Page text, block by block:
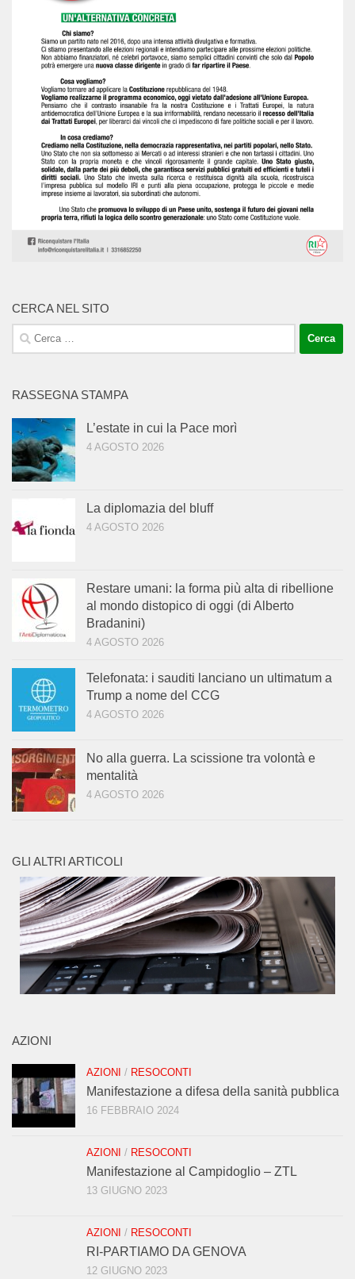
CERCA NEL SITO
Ricerca
per:
RASSEGNA STAMPA
L’estate in cui la Pace morì
4 AGOSTO 2026
La diplomazia del bluff
4 AGOSTO 2026
Restare umani: la forma più alta di ribellione
al mondo distopico di oggi (di Alberto
Bradanini)
4 AGOSTO 2026
Telefonata: i sauditi lanciano un ultimatum a
Trump a nome del CCG
4 AGOSTO 2026
No alla guerra. La scissione tra volontà e
mentalità
4 AGOSTO 2026
GLI ALTRI ARTICOLI
AZIONI
AZIONI / RESOCONTI
Manifestazione a difesa della sanità pubblica
16 FEBBRAIO 2024
AZIONI / RESOCONTI
Manifestazione al Campidoglio – ZTL
13 GIUGNO 2023
AZIONI / RESOCONTI
RI-PARTIAMO DA GENOVA
12 GIUGNO 2023